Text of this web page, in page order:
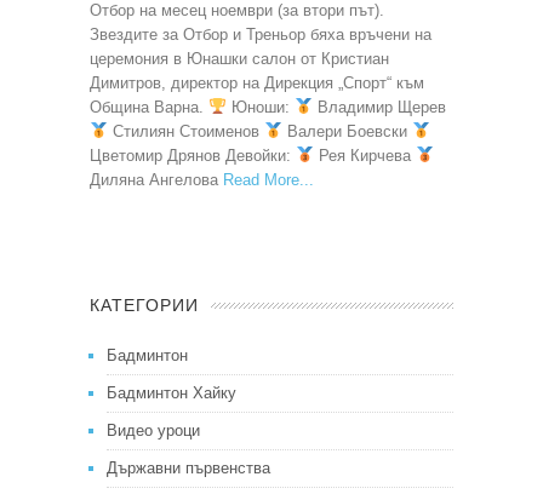
Отбор на месец ноември (за втори път).
Звездите за Отбор и Треньор бяха връчени на
церемония в Юнашки салон от Кристиан
Димитров, директор на Дирекция „Спорт“ към
Община Варна.
Юноши:
Владимир Щерев
Стилиян Стоименов
Валери Боевски
Цветомир Дрянов Девойки:
Рея Кирчева
Диляна Ангелова Read More
КАТЕГОРИИ
Бадминтон
Бадминтон Хайку
Видео уроци
Държавни първенства